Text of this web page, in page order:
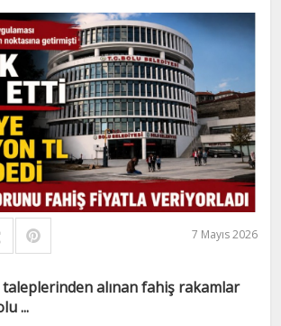
7 Mayıs 2026
alınan fahiş rakamlar
...